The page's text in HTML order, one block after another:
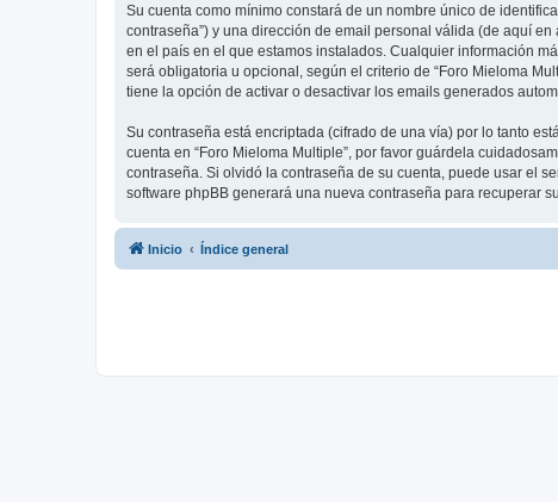
Su cuenta como mínimo constará de un nombre único de
contraseña”) y una dirección de email personal válida (de aquí
en el país en el que estamos instalados. Cualquier información
será obligatoria u opcional, según el criterio de “Foro Mieloma
tiene la opción de activar o desactivar los emails generados
Su contraseña está encriptada (cifrado de una vía) por lo tanto
cuenta en “Foro Mieloma Multiple”, por favor guárdela
contraseña. Si olvidó la contraseña de su cuenta, puede usar el
software phpBB generará una nueva contraseña para recuperar
Inicio Índice general